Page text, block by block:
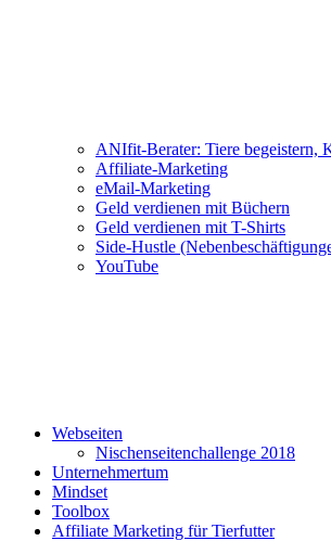
ANIfit-Berater: Tiere begeistern,
Affiliate-Marketing
eMail-Marketing
Geld verdienen mit Büchern
Geld verdienen mit T-Shirts
Side-Hustle
YouTube
Webseiten
Nischenseitenchallenge 2018
Unternehmertum
Mindset
Toolbox
Affiliate Marketing für Tierfutter